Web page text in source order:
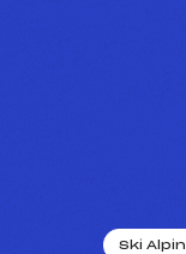
Ski Alpin